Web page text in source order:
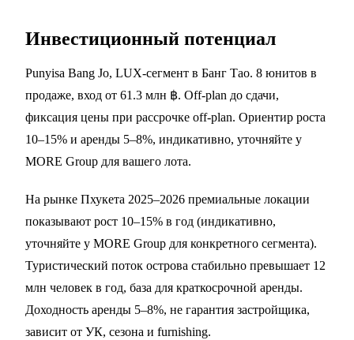
Инвестиционный потенциал
Punyisa Bang Jo, LUX-сегмент в Банг Тао. 8 юнитов в
продаже, вход от 61.3 млн ฿. Off-plan до сдачи,
фиксация цены при рассрочке off-plan. Ориентир роста
10–15% и аренды 5–8%, индикативно, уточняйте у
MORE Group для вашего лота.
На рынке Пхукета 2025–2026 премиальные локации
показывают рост 10–15% в год (индикативно,
уточняйте у MORE Group для конкретного сегмента).
Туристический поток острова стабильно превышает 12
млн человек в год, база для краткосрочной аренды.
Доходность аренды 5–8%, не гарантия застройщика,
зависит от УК, сезона и furnishing.